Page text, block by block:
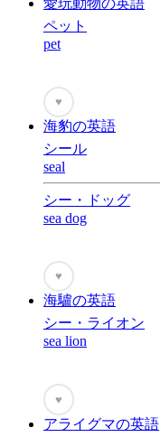
ペット
pet
♥
海豹の英語
シール
seal
シー・ドッグ
sea dog
♥
海驢の英語
シー・ライオン
sea lion
♥
アライグマの英語